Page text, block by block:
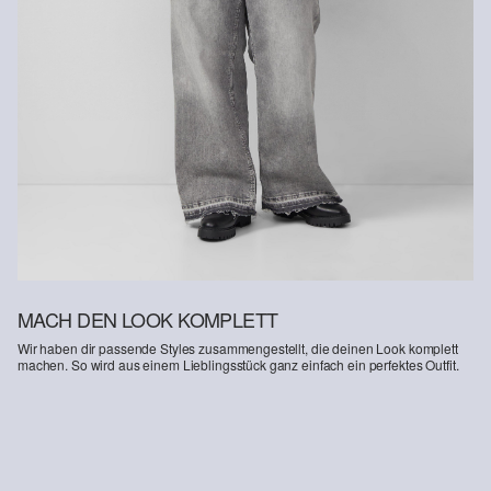
MACH DEN LOOK KOMPLETT
Wir haben dir passende Styles zusammengestellt, die deinen Look komplett
machen. So wird aus einem Lieblingsstück ganz einfach ein perfektes Outfit.